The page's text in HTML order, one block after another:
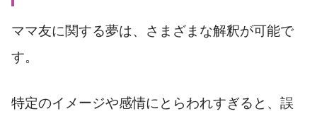
ママ友に関する夢は、さまざまな解釈が可能で
す。
特定のイメージや感情にとらわれすぎると、誤